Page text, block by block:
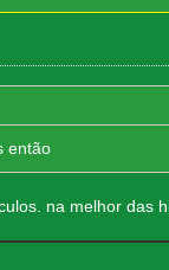
então
na melhor das